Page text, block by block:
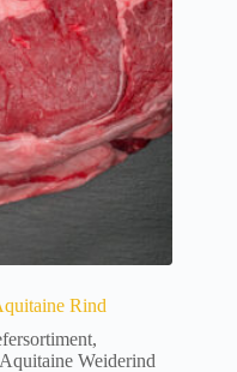
Rind
,
Weiderind